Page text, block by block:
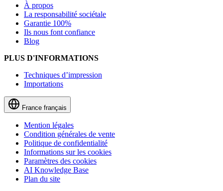
À propos
La responsabilité sociétale
Garantie 100%
Ils nous font confiance
Blog
PLUS D'INFORMATIONS
Techniques d’impression
Importations
France français
Mention légales
Condition générales de vente
Politique de confidentialité
Informations sur les cookies
Paramètres des cookies
AI Knowledge Base
Plan du site